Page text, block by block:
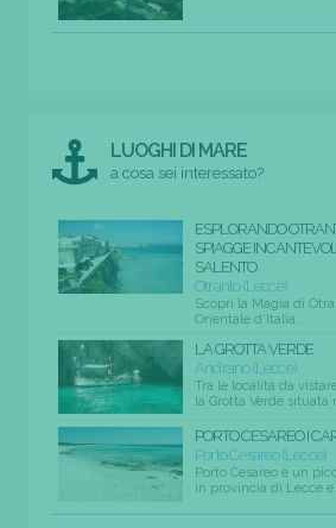
LUOGHI DI MARE
a cosa sei interessato?
ESPLORANDO
SPIAGGE
SALENTO
Otranto (Lecce)
Scopri la Magia di
Orientale d'Italia...
LA GROTTA VERDE
Andrano (Lecce)
Tra le località da
la Grotta Verde situata
PORTO CESAREO I
Porto Cesareo (Lecce)
Porto Cesareo è un
in provincia di Lecce